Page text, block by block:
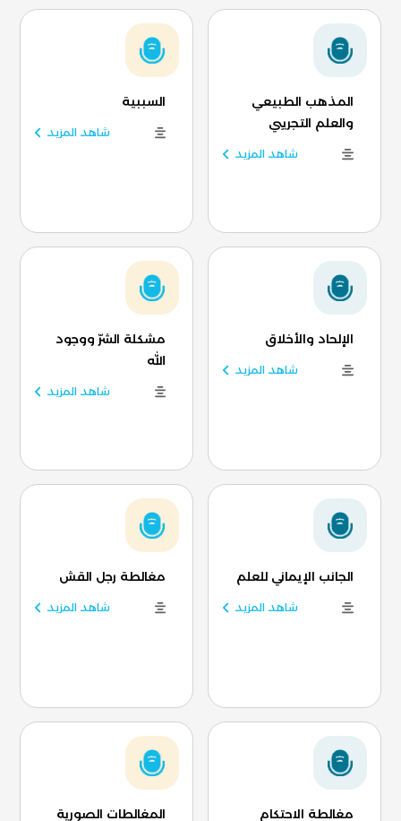
المذهب الطبيعي
والعلم التجريبي
شاهد المزيد
السببية
شاهد المزيد
الإلحاد والأخلاق
شاهد المزيد
مشكلة الشرّ ووجود
الله
شاهد المزيد
الجانب الإيماني للعلم
شاهد المزيد
مغالطة رجل القش
شاهد المزيد
مغالطة الاحتكام المغالطات الصورية